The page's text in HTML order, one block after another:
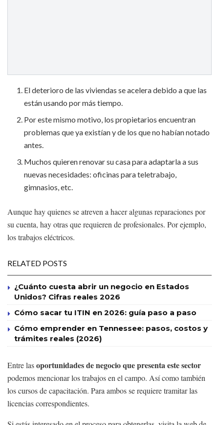
El deterioro de las viviendas se acelera debido a que las
están usando por más tiempo.
Por este mismo motivo, los propietarios encuentran
problemas que ya existían y de los que no habían notado
antes.
Muchos quieren renovar su casa para adaptarla a sus
nuevas necesidades: oficinas para teletrabajo,
gimnasios, etc.
Aunque hay quienes se atreven a hacer algunas reparaciones por
su cuenta, hay otras que requieren de profesionales. Por ejemplo,
los trabajos eléctricos.
RELATED POSTS
¿Cuánto cuesta abrir un negocio en Estados
Unidos? Cifras reales 2026
Cómo sacar tu ITIN en 2026: guía paso a paso
Cómo emprender en Tennessee: pasos, costos y
trámites reales (2026)
Entre lasoportunidades de negocio que presenta este sector
podemos mencionar los trabajos en el campo. Así como también
los cursos de capacitación. Para ambos se requiere tramitar las
licencias correspondientes.